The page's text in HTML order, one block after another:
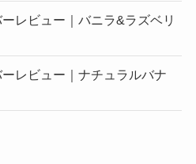
レビュー｜バニラ&ラズベリ
レビュー｜ナチュラルバナ